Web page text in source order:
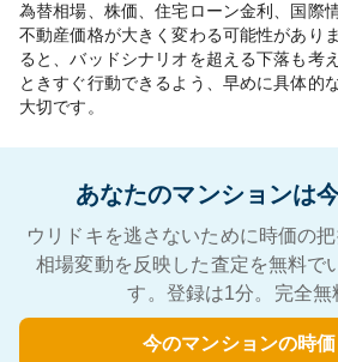
為替相場、株価、住宅ローン金利、国際
不動産価格が大きく変わる可能性があり
ると、バッドシナリオを超える下落も考
ときすぐ行動できるよう、早めに具体的
大切です。
あなたのマンションは
ウリドキを逃さないために時価の
相場変動を反映した査定を無料で
す。登録は1分。完全無
今のマンションの時